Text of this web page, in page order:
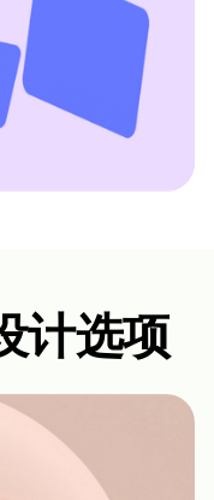
计选项